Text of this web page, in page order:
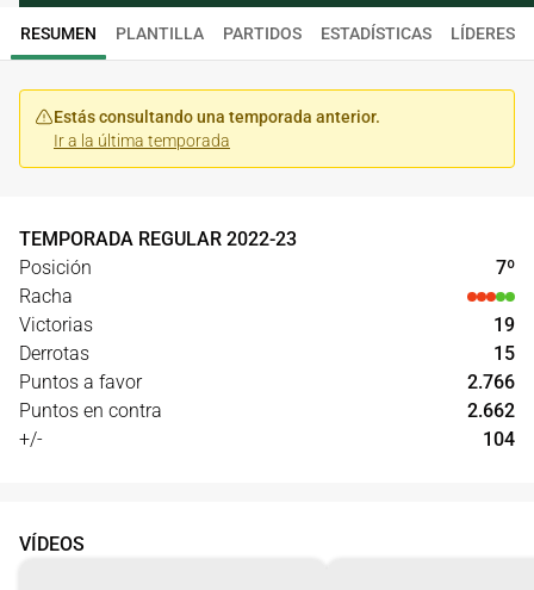
RESUMEN PLANTILLA PARTIDOS ESTADÍSTICAS LÍDERES
Estás consultando una temporada anterior.
Ir a la última temporada
TEMPORADA REGULAR 2022-23
Posición
7º
Racha
Victorias
19
Derrotas
15
Puntos a favor
2.766
Puntos en contra
2.662
+/-
104
VÍDEOS